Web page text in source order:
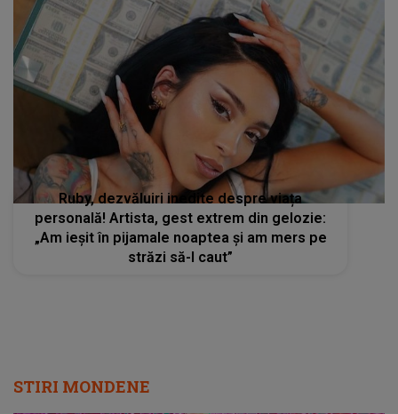
Ruby, dezvăluiri inedite despre viața
personală! Artista, gest extrem din gelozie:
„Am ieșit în pijamale noaptea și am mers pe
străzi să-l caut”
STIRI MONDENE